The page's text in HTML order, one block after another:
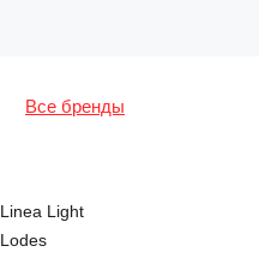
Все бренды
Linea Light
Lodes